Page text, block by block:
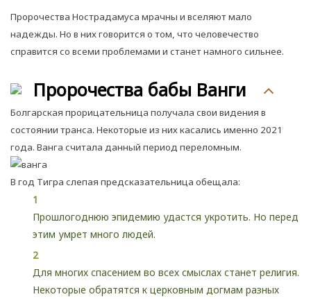
Пророчества Нострадамуса мрачны и вселяют мало
надежды. Но в них говорится о том, что человечество
справится со всеми проблемами и станет намного сильнее.
Пророчества бабы Ванги
Болгарская прорицательница получала свои видения в
состоянии транса. Некоторые из них касались именно 2021
года. Ванга считала данный период переломным.
В год Тигра слепая предсказательница обещала:
Прошлогоднюю эпидемию удастся укротить. Но перед
этим умрет много людей.
Для многих спасением во всех смыслах станет религия.
Некоторые обратятся к церковным догмам разных